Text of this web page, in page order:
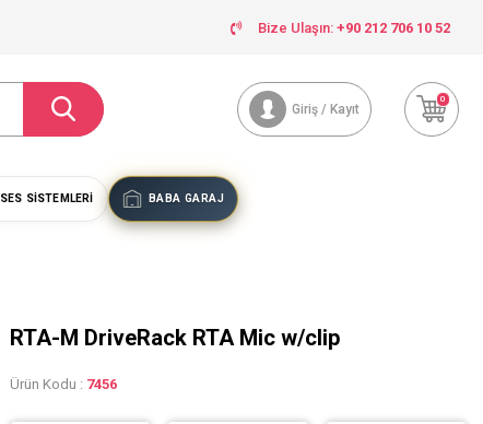
Bize Ulaşın: +90 212 706 10 52
Giriş / Kayıt
0
SES SISTEMLERI BABA GARAJ
RTA-M DriveRack RTA Mic w/clip
Ürün Kodu : 7456